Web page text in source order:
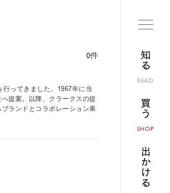
知る
READ
買う
SHOP
出かける
0件
ってきました。1967年に当
提案。以降、クラークスの提
ランドとコラボレーション果